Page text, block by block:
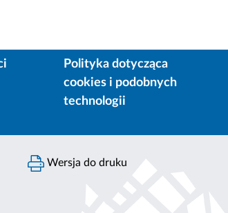
Polityka dotycząca
cookies i podobnych
technologii
Wersja do druku